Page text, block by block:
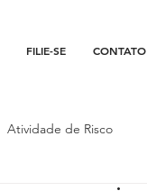
FILIE-SE CONTATO
Atividade de Risco